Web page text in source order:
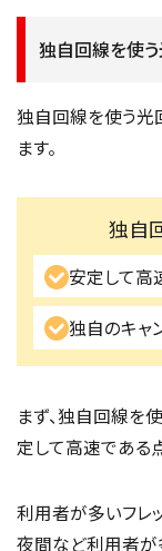
独自回線を使う
独自回線を使う光
ます。
独自
安定して高
独自のキャ
まず、独自回線を
定して高速である
利用者が多いフレ
夜間など利用者が